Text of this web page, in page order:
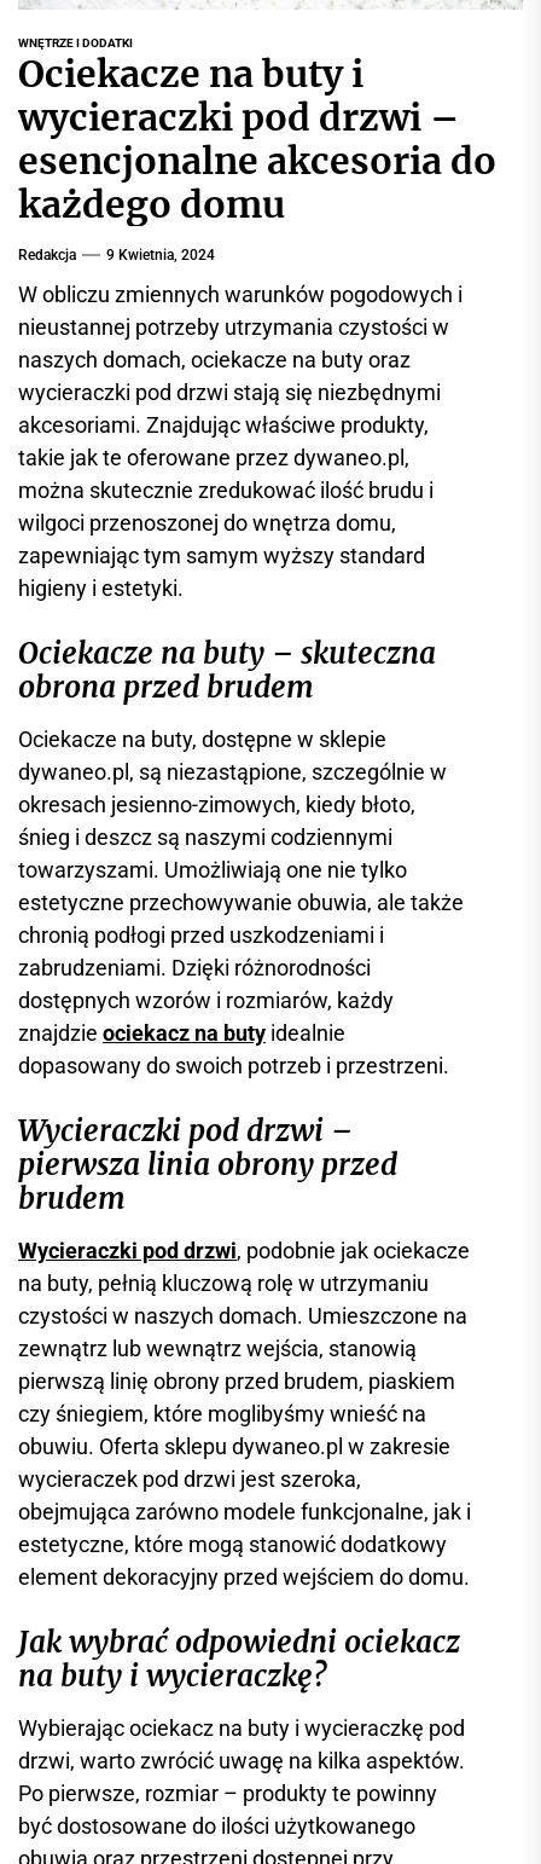
i
s
i
n
a
c
y
j
n
y
WNĘTRZE I DODATKI
Ociekacze na buty i
wycieraczki pod drzwi –
esencjonalne akcesoria do
każdego domu
Redakcja 9 Kwietnia, 2024
W obliczu zmiennych warunków pogodowych i
nieustannej potrzeby utrzymania czystości w
naszych domach, ociekacze na buty oraz
wycieraczki pod drzwi stają się niezbędnymi
akcesoriami. Znajdując właściwe produkty,
takie jak te oferowane przez dywaneo.pl,
można skutecznie zredukować ilość brudu i
wilgoci przenoszonej do wnętrza domu,
zapewniając tym samym wyższy standard
higieny i estetyki.
Ociekacze na buty – skuteczna
obrona przed brudem
Ociekacze na buty, dostępne w sklepie
dywaneo.pl, są niezastąpione, szczególnie w
okresach jesienno-zimowych, kiedy błoto,
śnieg i deszcz są naszymi codziennymi
towarzyszami. Umożliwiają one nie tylko
estetyczne przechowywanie obuwia, ale także
chronią podłogi przed uszkodzeniami i
zabrudzeniami. Dzięki różnorodności
dostępnych wzorów i rozmiarów, każdy
znajdzie ociekacz na buty idealnie
dopasowany do swoich potrzeb i przestrzeni.
Wycieraczki pod drzwi –
pierwsza linia obrony przed
brudem
Wycieraczki pod drzwi, podobnie jak ociekacze
na buty, pełnią kluczową rolę w utrzymaniu
czystości w naszych domach. Umieszczone na
zewnątrz lub wewnątrz wejścia, stanowią
pierwszą linię obrony przed brudem, piaskiem
czy śniegiem, które moglibyśmy wnieść na
obuwiu. Oferta sklepu dywaneo.pl w zakresie
wycieraczek pod drzwi jest szeroka,
obejmująca zarówno modele funkcjonalne, jak i
estetyczne, które mogą stanowić dodatkowy
element dekoracyjny przed wejściem do domu.
Jak wybrać odpowiedni ociekacz
na buty i wycieraczkę?
Wybierając ociekacz na buty i wycieraczkę pod
drzwi, warto zwrócić uwagę na kilka aspektów.
Po pierwsze, rozmiar – produkty te powinny
być dostosowane do ilości użytkowanego
obuwia oraz przestrzeni dostępnej przy